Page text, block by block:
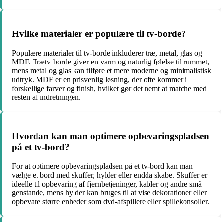
Hvilke materialer er populære til tv-borde?
Populære materialer til tv-borde inkluderer træ, metal, glas og
MDF. Trætv-borde giver en varm og naturlig følelse til rummet,
mens metal og glas kan tilføre et mere moderne og minimalistisk
udtryk. MDF er en prisvenlig løsning, der ofte kommer i
forskellige farver og finish, hvilket gør det nemt at matche med
resten af indretningen.
Hvordan kan man optimere opbevaringspladsen
på et tv-bord?
For at optimere opbevaringspladsen på et tv-bord kan man
vælge et bord med skuffer, hylder eller endda skabe. Skuffer er
ideelle til opbevaring af fjernbetjeninger, kabler og andre små
genstande, mens hylder kan bruges til at vise dekorationer eller
opbevare større enheder som dvd-afspillere eller spillekonsoller.